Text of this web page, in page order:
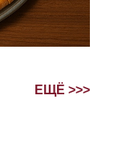
ЕЩЁ >>>